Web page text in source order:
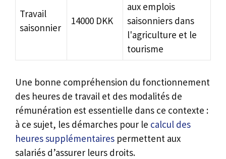
Travail
saisonnier
14000 DKK
aux emplois
saisonniers dans
l'agriculture et le
tourisme
Une bonne compréhension du fonctionnement
des heures de travail et des modalités de
rémunération est essentielle dans ce contexte :
à ce sujet, les démarches pour le calcul des
heures supplémentaires permettent aux
salariés d’assurer leurs droits.